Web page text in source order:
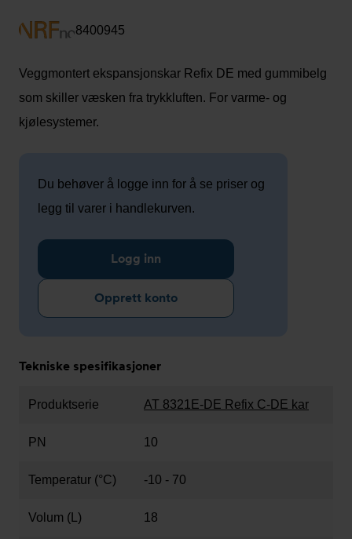
8400945
Veggmontert ekspansjonskar Refix DE med gummibelg
som skiller væsken fra trykkluften. For varme- og
kjølesystemer.
Du behøver å logge inn for å se priser og
legg til varer i handlekurven.
Logg inn
Opprett konto
Tekniske spesifikasjoner
Produktserie AT 8321E-DE Refix C-DE kar
PN 10
Temperatur (°C) -10 - 70
Volum (L) 18